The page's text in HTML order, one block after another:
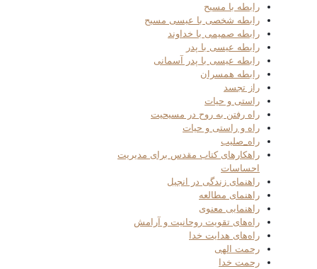
رابطه با مسیح
رابطه شخصی با عیسی مسیح
رابطه صمیمی با خداوند
رابطه عیسی با پدر
رابطه عیسی با پدر آسمانی
رابطه همسران
راز تجسد
راستی و حیات
راه رفتن به روح در مسیحیت
راه و راستی و حیات
راه_صلیب
راهکارهای کتاب مقدس برای مدیریت
احساسات
راهنمای زندگی در انجیل
راهنمای مطالعه
راهنمایی معنوی
راه‌های تقویت روحانیت و آرامش
راه‌های هدایت خدا
رحمت الهی
رحمت خدا